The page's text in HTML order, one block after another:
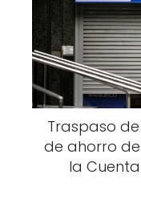
Traspaso
de ahorro de
la